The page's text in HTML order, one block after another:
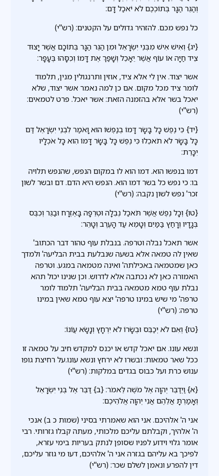
וְהַגֵּר הַגָּר בְּתוֹכְכֶם לֹא יֹאכַל דָּם:
כל נפש מכם. להזהיר גדולים על הקטנים: (רש"י)
{יג} וְאִישׁ אִישׁ מִבְּנֵי יִשְׂרָאֵל וּמִן הַגֵּר הַגָּר בְּתוֹכָם אֲשֶׁר יָצוּד
צֵיד חַיָּה אוֹ עוֹף אֲשֶׁר יֵאָכֵל וְשָׁפַךְ אֶת דָּמוֹ וְכִסָּהוּ בֶּעָפָר:
אשר יצוד. אין לי אלא ציד, אוזין ותרנגולין מנין, תלמוד
לומר ציד מכל מקום. אם כן למה נאמר אשר יצוד, שלא
יאכל בשר אלא בהזמנה הזאת: אשר יאכל. פרט לטמאים:
(רש"י)
{יד} כִּי נֶפֶשׁ כָּל בָּשָׂר דָּמוֹ בְנַפְשׁוֹ הוּא וָאֹמַר לִבְנֵי יִשְׂרָאֵל דַּם
כָּל בָּשָׂר לֹא תֹאכֵלוּ כִּי נֶפֶשׁ כָּל בָּשָׂר דָּמוֹ הִוא כָּל אֹכְלָיו
יִכָּרֵת:
דמו בנפשו הוא. דמו הוא לו במקום הנפש, שהנפש תלויה
בו: כי נפש כל בשר דמו הוא. הנפש היא הדם. דם ובשר לשון
זכר' נפש לשון נקבה: (רש"י)
{טו} וְכָל נֶפֶשׁ אֲשֶׁר תֹּאכַל נְבֵלָה וּטְרֵפָה בָּאֶזְרָח וּבַגֵּר וְכִבֶּס
בְּגָדָיו וְרָחַץ בַּמַּיִם וְטָמֵא עַד הָעֶרֶב וְטָהֵר:
אשר תאכל נבלה וטרפה. בנבלת עוף טהור דבר הכתוב'
שאין לה טמאה אלא בשעה שנבלעת בבית הבליעה' ולמדך
כאן שמטמאה באכילתה' ואינה מטמאה במגע. וטרפה
האמורה כאן לא נכתבה אלא לדרוש. וכן שנינו יכול תהא
נבלת עוף טמא מטמאה בבית הבליעה' תלמוד לומר
טרפה' מי שיש במינו טרפה' יצא עוף טמא שאין במינו
טרפה: (רש"י)
{טז} וְאִם לֹא יְכַבֵּס וּבְשָׂרוֹ לֹא יִרְחָץ וְנָשָׂא עֲוֹנוֹ:
ונשא עונו. אם יאכל קדש או יכנס למקדש חיב על טמאה זו
ככל שאר טמאות: ובשרו לא ירחץ ונשא עונו.על רחיצת גופו
ענוש כרת ועל כבוס בגדים במלקות: (רש"י)
{א} וַיְדַבֵּר יְהוָה אֶל מֹשֶׁה לֵּאמֹר: {ב} דַּבֵּר אֶל בְּנֵי יִשְׂרָאֵל
וְאָמַרְתָּ אֲלֵהֶם אֲנִי יְהוָה אֱלֹהֵיכֶם:
אני ה' אלהיכם. אני הוא שאמרתי בסיני (שמות כ ב) אנכי
ה' אלהיך, וקבלתם עליכם מלכותי, מעתה קבלו גזרותי. רבי
אומר גלוי וידוע לפניו שסופן לנתק בעריות בימי עזרא,
לפיכך בא עליהם בגזרה אני ה' אלהיכם, דעו מי גוזר עליכם,
דין להפרע ונאמן לשלם שכר: (רש"י)